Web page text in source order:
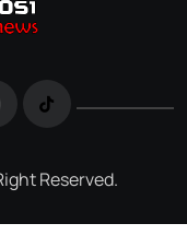
Reserved.